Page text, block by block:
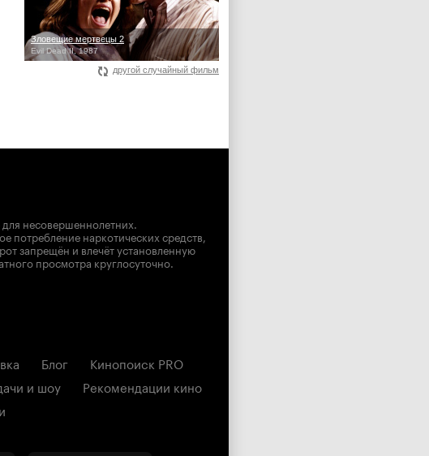
Зловещие мертвецы 2
Evil Dead II, 1987
другой случайный фильм
несовершеннолетних.
потребление наркотических средств,
запрещён и влечёт установленную
просмотра круглосуточно.
Блог
Кинопоиск PRO
и шоу
Рекомендации кино